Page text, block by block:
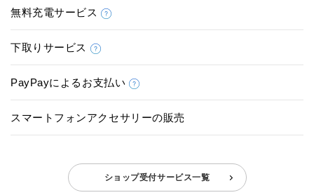
無料充電サービス
下取りサービス
PayPayによるお支払い
スマートフォンアクセサリーの販売
ショップ受付サービス一覧